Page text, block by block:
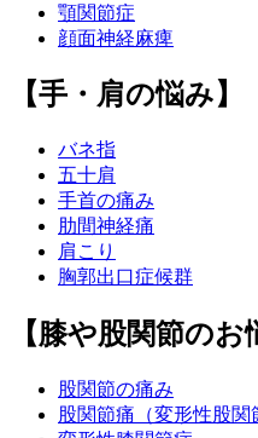
顎関節症
顔面神経麻痺
【手・肩の悩み】
バネ指
五十肩
手首の痛み
肋間神経痛
肩こり
胸郭出口症候群
【膝や股関節のお
股関節の痛み
股関節痛（変形性股関